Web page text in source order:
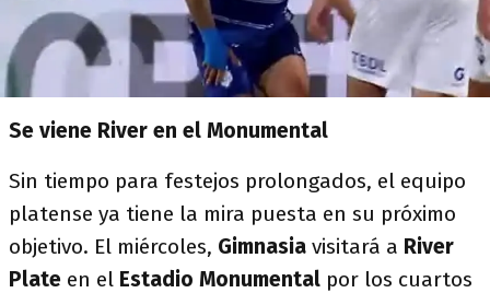
Se viene River en el Monumental
Sin tiempo para festejos prolongados, el equipo
platense ya tiene la mira puesta en su próximo
objetivo. El miércoles, Gimnasia visitará a River
Plate en el Estadio Monumental por los cuartos